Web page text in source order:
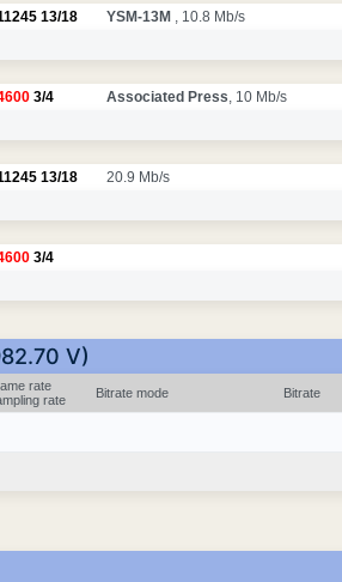
13/18 YSM-13M , 10.8 Mb/s
3/4 Associated Press , 10 Mb/s
13/18 20.9 Mb/s
3/4
V)
rate
rate
Bitrate mode Bitrate